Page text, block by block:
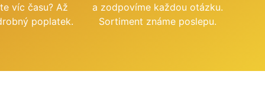
víc času? Až
poplatek.
a zodpovíme každou otázku.
Sortiment známe poslepu.